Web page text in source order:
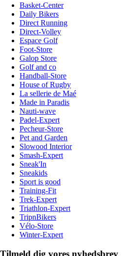
Basket-Center
Daily Bikers
Direct Running
Direct-Volley
Espace Golf
Foot-Store
Galop Store
Golf and co
Handball-Store
House of Rugby
La sellerie de Maé
Made in Paradis
Nauti-wave
Padel-Expert
Pecheur-Store
Pet and Garden
Slowood Interior
Smash-Expert
Sneak'In
Sneakids
Sport is good
Training-Fit
Trek-Expert
Triathlon-Expert
TripnBikers
Vélo-Store
Winter-Expert
Tilmeld dig vores nyhedsbrev